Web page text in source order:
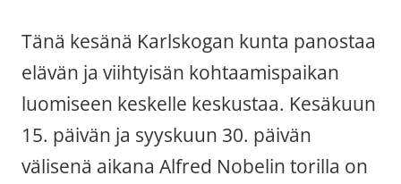
Tänä kesänä Karlskogan kunta panostaa
elävän ja viihtyisän kohtaamispaikan
luomiseen keskelle keskustaa. Kesäkuun
15. päivän ja syyskuun 30. päivän
välisenä aikana Alfred Nobelin torilla on